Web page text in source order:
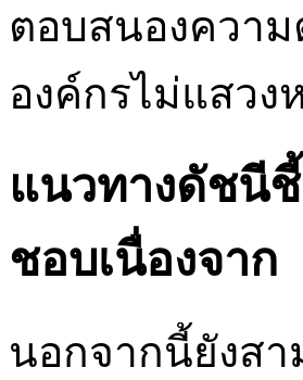
ตอบสนองความ
องค์กรไม่แสวง
แนวทางดัชนี
ชอบเนื่องจาก
นอกจากนี้ยังส